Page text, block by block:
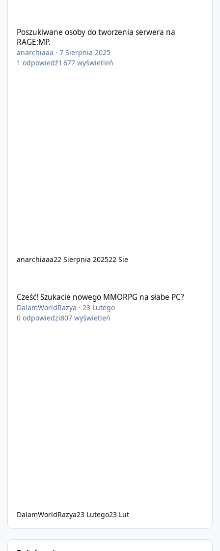
Poszukiwane osoby do tworzenia serwera na
RAGE:MP.
anarchiaaa ·7 Sierpnia 2025
1 odpowiedź1 677 wyświetleń
anarchiaaa22 Sierpnia 202522 Sie
Cześć! Szukacie nowego MMORPG na słabe PC?
DalamWorldRazya · 23 Lutego
0 odpowiedzi807 wyświetleń
DalamWorldRazya23 Lutego23 Lut